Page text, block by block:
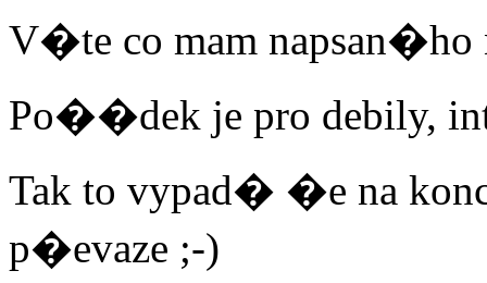
V�te co mam
Po��dek je pro debily,
Tak to vypad� �e na
p�evaze ;-)